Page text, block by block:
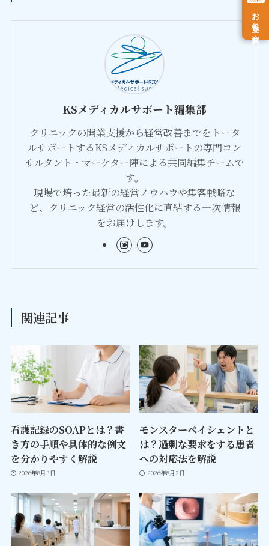
KSメディカルサポート編集部
クリニックの開業支援から経営改善までをトータ
ルサポートするKSメディカルサポートの専門コン
サルタント・マーケター陣による共同編集チームで
す。
現場で培った最新の経営ノウハウや集客戦略な
ど、クリニック経営の活性化に直結する一次情報
をお届けします。
関連記事
看護記録のSOAPとは？書
き方の手順や具体的な例文
を分かりやすく解説
2026年8月3日
モンスターペイシェントと
は？過剰な要求をする患者
への対応法を解説
2026年8月2日
お役立ち資料